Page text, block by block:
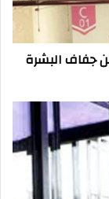
جفاف البشرة